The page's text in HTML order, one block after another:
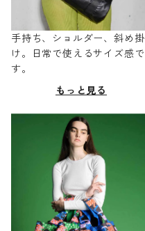
手持ち、ショルダー、斜め掛
け。日常で使えるサイズ感で
す。
もっと見る